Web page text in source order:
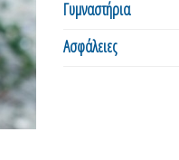
Γυμναστήρια
Ασφάλειες